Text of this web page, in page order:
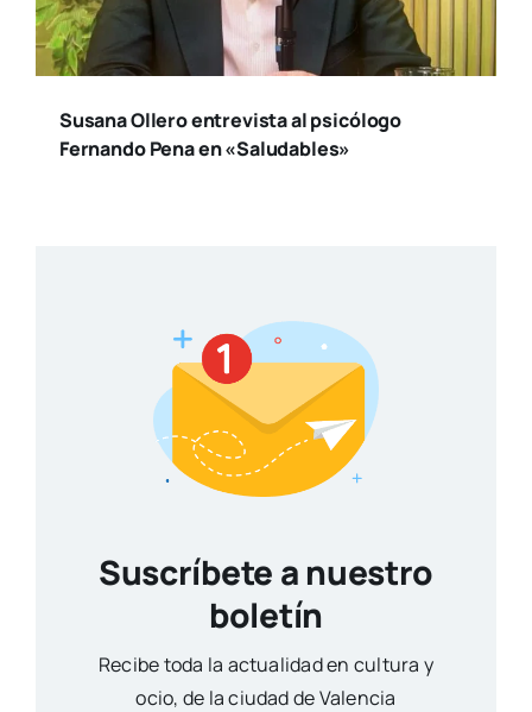
Susana Ollero entrevista al psicólogo
Fernando Pena en «Saludables»
Suscríbete a nuestro
boletín
Reci­be toda la actua­li­dad en cul­tu­ra y
ocio, de la ciu­dad de Valen­cia